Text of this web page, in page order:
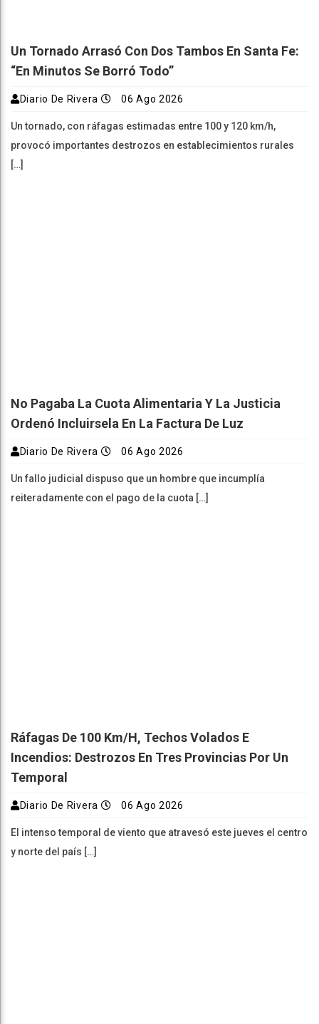
Un Tornado Arrasó Con Dos Tambos En Santa Fe:
“En Minutos Se Borró Todo”
Diario De Rivera 06 Ago 2026
Un tornado, con ráfagas estimadas entre 100 y 120 km/h,
provocó importantes destrozos en establecimientos rurales
[…]
No Pagaba La Cuota Alimentaria Y La Justicia
Ordenó Incluirsela En La Factura De Luz
Diario De Rivera 06 Ago 2026
Un fallo judicial dispuso que un hombre que incumplía
reiteradamente con el pago de la cuota […]
Ráfagas De 100 Km/h, Techos Volados E
Incendios: Destrozos En Tres Provincias Por Un
Temporal
Diario De Rivera 06 Ago 2026
El intenso temporal de viento que atravesó este jueves el centro
y norte del país […]